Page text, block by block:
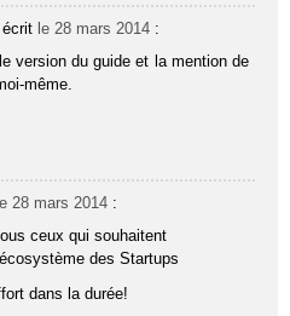
le 28 mars 2014 :
version du guide et la mention de
même.
le 28 mars 2014 :
ceux qui souhaitent
des Startups
dans la durée!